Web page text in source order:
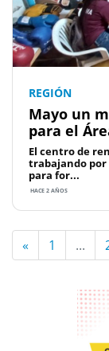
REGIÓN
Mayo un
para el
El centro de
trabajando por
para for...
HACE 2 AÑOS
« 1 ...
Previous